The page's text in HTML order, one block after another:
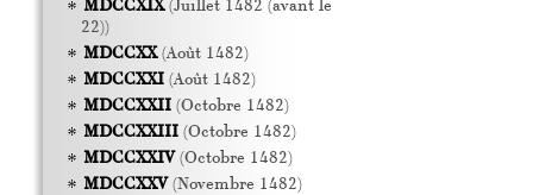
MDCCXIX(Juillet 1482 (avant le
22))
MDCCXX(Août 1482)
MDCCXXI(Août 1482)
MDCCXXII(Octobre 1482)
MDCCXXIII(Octobre 1482)
MDCCXXIV(Octobre 1482)
MDCCXXV(Novembre 1482)